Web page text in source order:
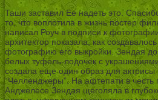
Таши заставил Ее надеть это.
то, что воплотила в жизнь постер
написал Роуч в подписи к
архитектор показала, как
фотографию его выкройки. Зендая
белых туфель-лодочек с
создала еще один образ для актрисы
“Челленджеры”. На афтепати в
Анджелесе Зендая щеголяла в